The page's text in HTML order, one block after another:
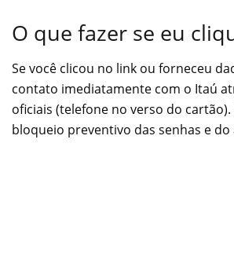
O que fazer se eu
Se você clicou no link ou forneceu
contato imediatamente com o Itaú
oficiais (telefone no verso do cartão).
bloqueio preventivo das senhas e do